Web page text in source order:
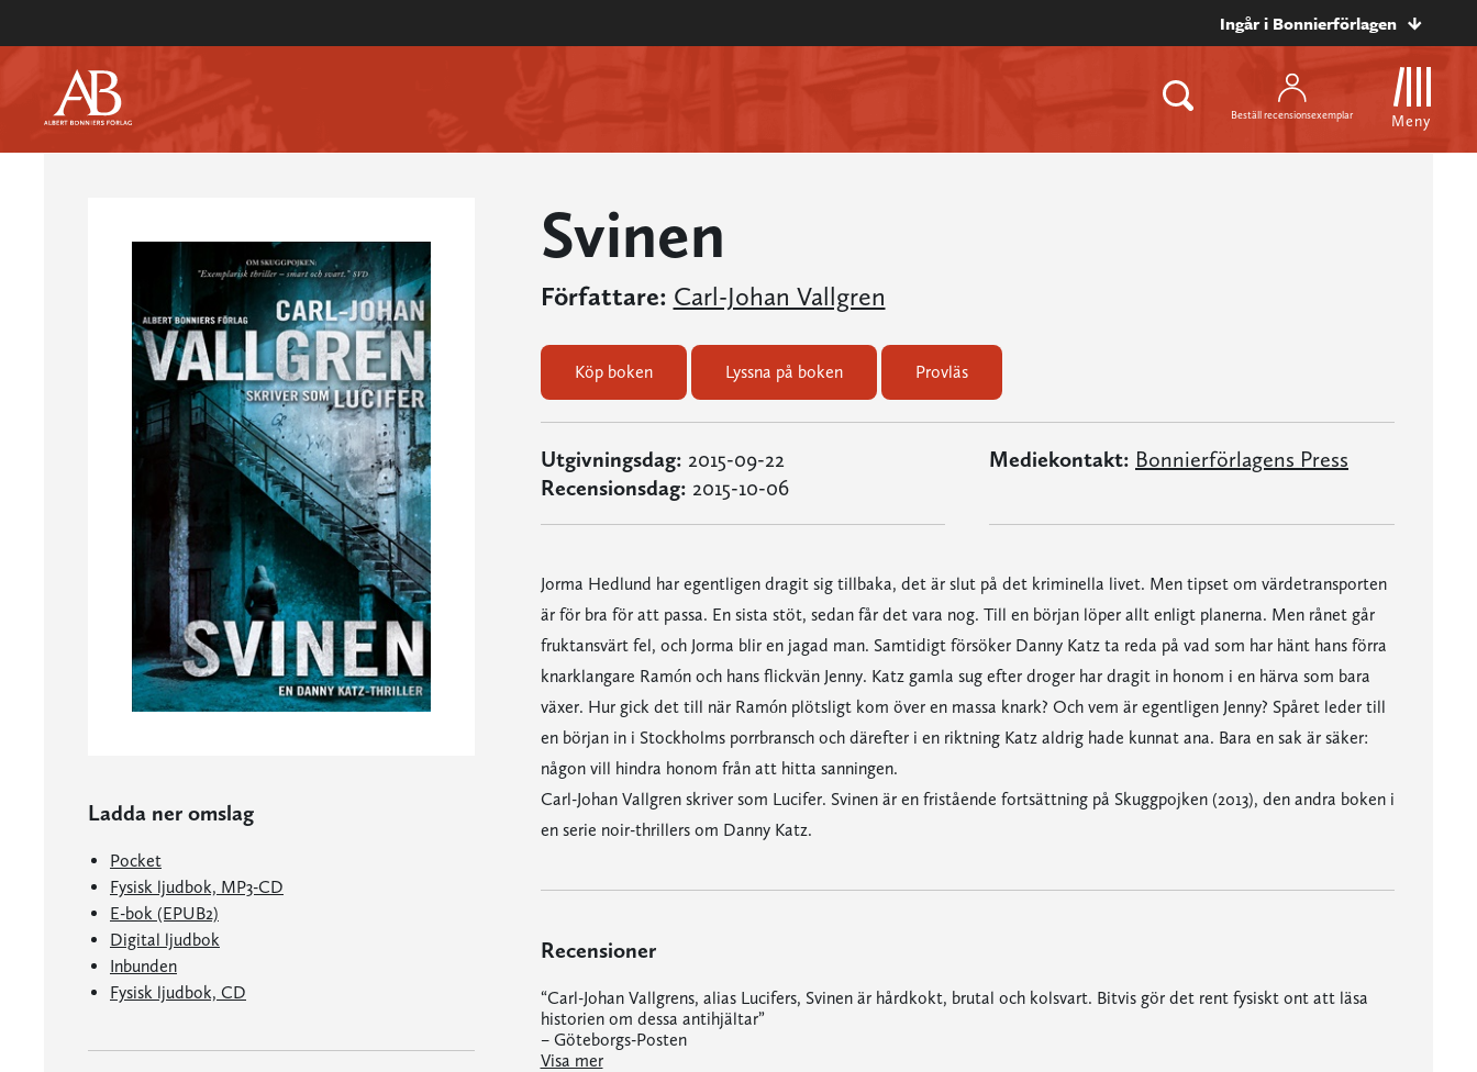
Ingår i Bonnierförlagen
Beställ recensionsexemplar Meny
Ladda ner omslag
Pocket
Fysisk ljudbok, MP3-CD
E-bok (EPUB2)
Digital ljudbok
Inbunden
Fysisk ljudbok, CD
Svinen
Författare: Carl-Johan Vallgren
Köp boken Lyssna på boken Provläs
Utgivningsdag: 2015-09-22
Recensionsdag: 2015-10-06
Mediekontakt: Bonnierförlagens Press
Jorma Hedlund har egentligen dragit sig tillbaka, det är slut på det kriminella livet. Men tipset om värdetransporten
är för bra för att passa. En sista stöt, sedan får det vara nog. Till en början löper allt enligt planerna. Men rånet går
fruktansvärt fel, och Jorma blir en jagad man. Samtidigt försöker Danny Katz ta reda på vad som har hänt hans förra
knarklangare Ramón och hans flickvän Jenny. Katz gamla sug efter droger har dragit in honom i en härva som bara
växer. Hur gick det till när Ramón plötsligt kom över en massa knark? Och vem är egentligen Jenny? Spåret leder till
en början in i Stockholms porrbransch och därefter i en riktning Katz aldrig hade kunnat ana. Bara en sak är säker:
någon vill hindra honom från att hitta sanningen.
Carl-Johan Vallgren skriver som Lucifer. Svinen är en fristående fortsättning på Skuggpojken (2013), den andra boken i
en serie noir-thrillers om Danny Katz.
Recensioner
“Carl-Johan Vallgrens, alias Lucifers, Svinen är hårdkokt, brutal och kolsvart. Bitvis gör det rent fysiskt ont att läsa
historien om dessa antihjältar”
– Göteborgs-Posten
Visa mer